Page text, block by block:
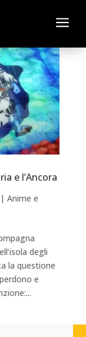
a
e l’Ancora
Anime e
degli
la questione
e